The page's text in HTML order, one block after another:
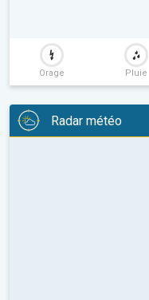
Orage Pluie
Radar météo